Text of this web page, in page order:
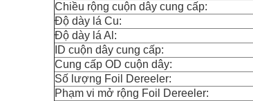
Chiều rộng cuộn dây cung cấp:
Độ dày lá Cu:
Độ dày lá Al:
ID cuộn dây cung cấp:
Cung cấp OD cuộn dây:
Số lượng Foil Dereeler:
Phạm vi mở rộng Foil Dereeler: